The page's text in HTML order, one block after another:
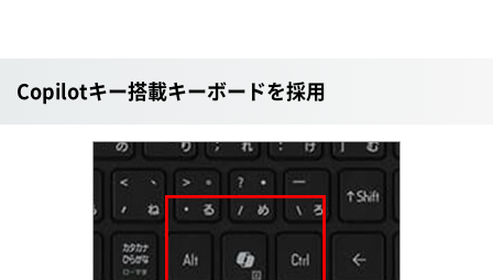
Copilotキー搭載キーボードを採用